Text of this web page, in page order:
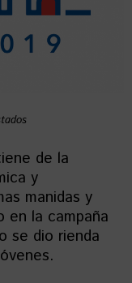
de la
y
manidas y
en la campaña
se dio rienda